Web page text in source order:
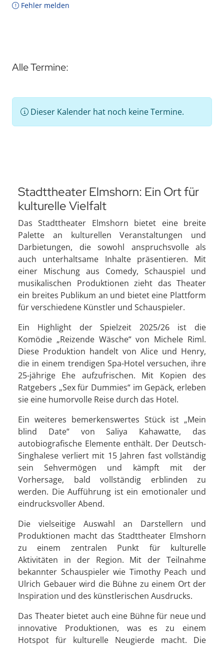
Fehler melden
Alle Termine:
Dieser Kalender hat noch keine Termine.
Stadttheater Elmshorn: Ein Ort für
kulturelle Vielfalt
Das Stadttheater Elmshorn bietet eine breite
Palette an kulturellen Veranstaltungen und
Darbietungen, die sowohl anspruchsvolle als
auch unterhaltsame Inhalte präsentieren. Mit
einer Mischung aus Comedy, Schauspiel und
musikalischen Produktionen zieht das Theater
ein breites Publikum an und bietet eine Plattform
für verschiedene Künstler und Schauspieler.
Ein Highlight der Spielzeit 2025/26 ist die
Komödie „Reizende Wäsche“ von Michele Riml.
Diese Produktion handelt von Alice und Henry,
die in einem trendigen Spa-Hotel versuchen, ihre
25-jährige Ehe aufzufrischen. Mit Kopien des
Ratgebers „Sex für Dummies“ im Gepäck, erleben
sie eine humorvolle Reise durch das Hotel.
Ein weiteres bemerkenswertes Stück ist „Mein
blind Date“ von Saliya Kahawatte, das
autobiografische Elemente enthält. Der Deutsch-
Singhalese verliert mit 15 Jahren fast vollständig
sein Sehvermögen und kämpft mit der
Vorhersage, bald vollständig erblinden zu
werden. Die Aufführung ist ein emotionaler und
eindrucksvoller Abend.
Die vielseitige Auswahl an Darstellern und
Produktionen macht das Stadttheater Elmshorn
zu einem zentralen Punkt für kulturelle
Aktivitäten in der Region. Mit der Teilnahme
bekannter Schauspieler wie Timothy Peach und
Ulrich Gebauer wird die Bühne zu einem Ort der
Inspiration und des künstlerischen Ausdrucks.
Das Theater bietet auch eine Bühne für neue und
innovative Produktionen, was es zu einem
Hotspot für kulturelle Neugierde macht. Die